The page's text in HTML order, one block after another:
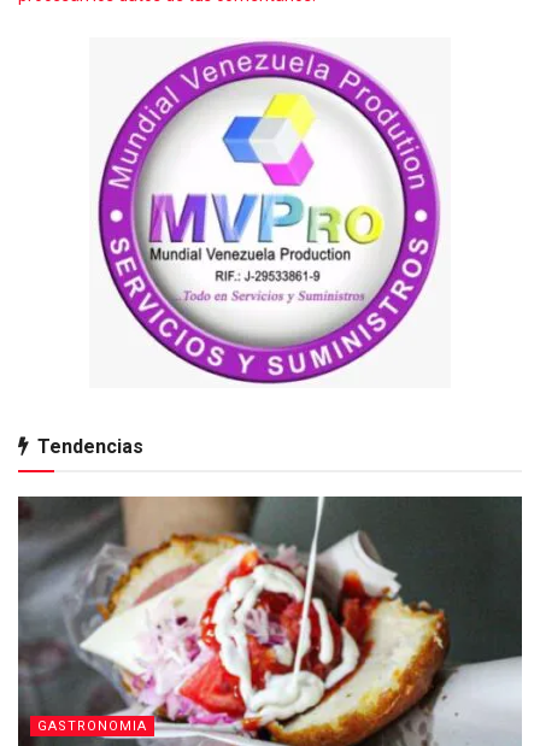
Tendencias
GASTRONOMIA